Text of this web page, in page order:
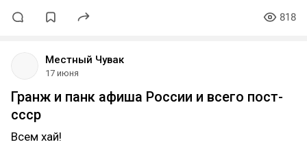
818
Местный Чувак
17 июня
Гранж и панк афиша России и всего пост-
ссср
Всем хай!